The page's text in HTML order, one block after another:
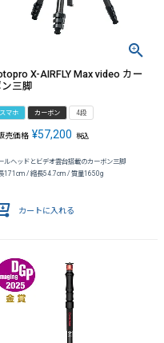
X-AIRFLY Max video カー
ン三脚
スマホ カーボン 4段
売価格 ¥57,200 税込
ルヘッドとビデオ雲台搭載のカーボン三脚
171cm / 縮長54.7cm / 質量1650g
カートに入れる